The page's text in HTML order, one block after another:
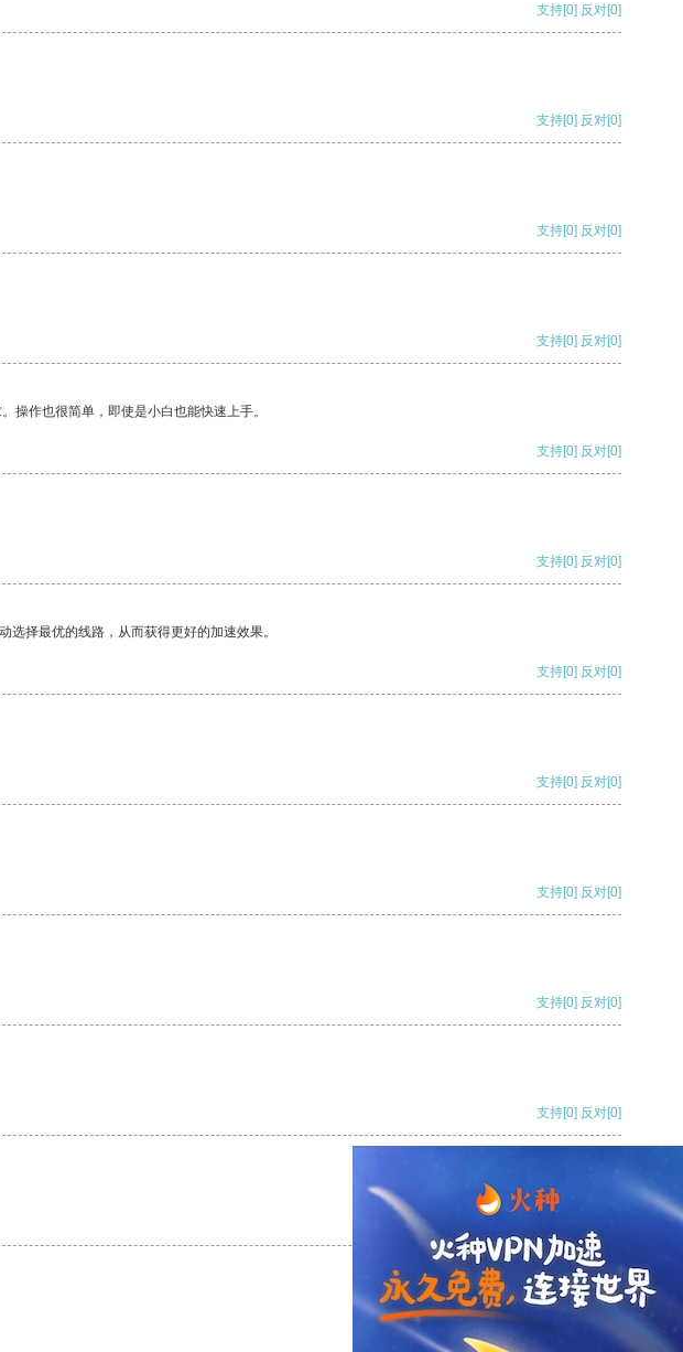
支持[0] 反对[0]
支持[0] 反对[0]
支持[0] 反对[0]
支持[0] 反对[0]
操作也很简单，即使是小白也能快速上手。
支持[0] 反对[0]
支持[0] 反对[0]
择最优的线路，从而获得更好的加速效果。
支持[0] 反对[0]
支持[0] 反对[0]
支持[0] 反对[0]
支持[0] 反对[0]
支持[0] 反对[0]
反对